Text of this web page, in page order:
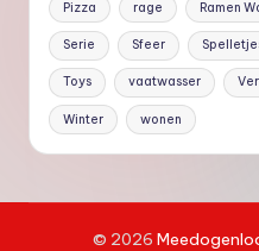
Pizza rage Ramen
Serie Sfeer
Toys vaatwasser
Winter wonen
© 2026